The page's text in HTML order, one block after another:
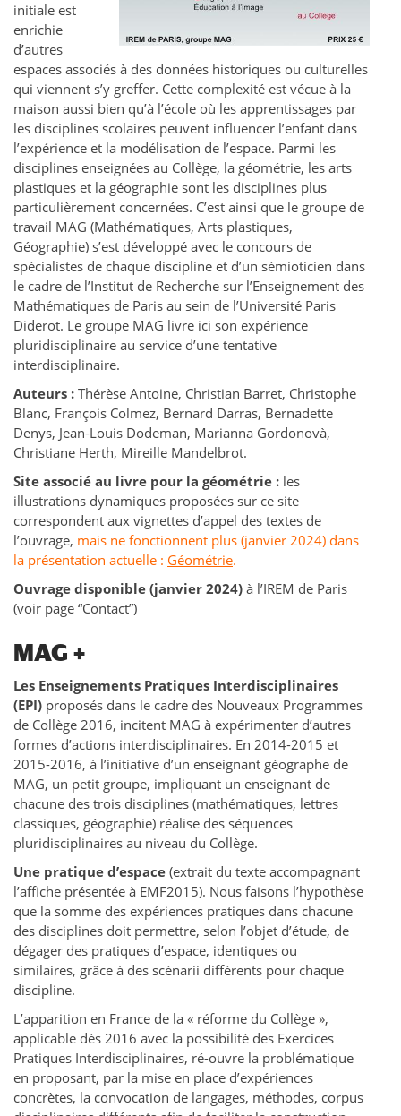
initiale est
enrichie
d’autres
espaces associés à des données historiques ou culturelles
qui viennent s’y greffer. Cette complexité est vécue à la
maison aussi bien qu’à l’école où les apprentissages par
les disciplines scolaires peuvent influencer l’enfant dans
l’expérience et la modélisation de l’espace. Parmi les
disciplines enseignées au Collège, la géométrie, les arts
plastiques et la géographie sont les disciplines plus
particulièrement concernées. C’est ainsi que le groupe de
travail MAG (Mathématiques, Arts plastiques,
Géographie) s’est développé avec le concours de
spécialistes de chaque discipline et d’un sémioticien dans
le cadre de l’Institut de Recherche sur l’Enseignement des
Mathématiques de Paris au sein de l’Université Paris
Diderot. Le groupe MAG livre ici son expérience
pluridisciplinaire au service d’une tentative
interdisciplinaire.
Auteurs : Thérèse Antoine, Christian Barret, Christophe
Blanc, François Colmez, Bernard Darras, Bernadette
Denys, Jean-Louis Dodeman, Marianna Gordonovà,
Christiane Herth, Mireille Mandelbrot.
Site associé au livre pour la géométrie : les
illustrations dynamiques proposées sur ce site
correspondent aux vignettes d’appel des textes de
l’ouvrage, mais ne fonctionnent plus (janvier 2024) dans
la présentation actuelle : Géométrie.
Ouvrage disponible (janvier 2024) à l’IREM de Paris
(voir page “Contact”)
MAG +
Les Enseignements Pratiques Interdisciplinaires
(EPI) proposés dans le cadre des Nouveaux Programmes
de Collège 2016, incitent MAG à expérimenter d’autres
formes d’actions interdisciplinaires. En 2014-2015 et
2015-2016, à l’initiative d’un enseignant géographe de
MAG, un petit groupe, impliquant un enseignant de
chacune des trois disciplines (mathématiques, lettres
classiques, géographie) réalise des séquences
pluridisciplinaires au niveau du Collège.
Une pratique d’espace (extrait du texte accompagnant
l’affiche présentée à EMF2015). Nous faisons l’hypothèse
que la somme des expériences pratiques dans chacune
des disciplines doit permettre, selon l’objet d’étude, de
dégager des pratiques d’espace, identiques ou
similaires, grâce à des scénarii différents pour chaque
discipline.
L’apparition en France de la « réforme du Collège »,
applicable dès 2016 avec la possibilité des Exercices
Pratiques Interdisciplinaires, ré-ouvre la problématique
en proposant, par la mise en place d’expériences
concrètes, la convocation de langages, méthodes, corpus